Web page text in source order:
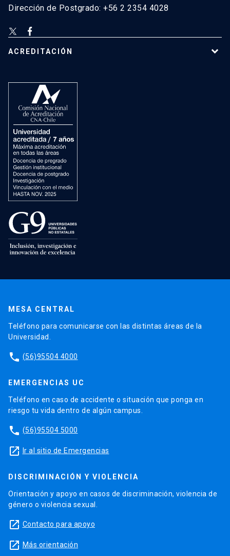
Dirección de Postgrado: +56 2 2354 4028
ACREDITACIÓN
MESA CENTRAL
Teléfono para comunicarse con las distintas áreas de la
Universidad.
phone (56)95504 4000
EMERGENCIAS UC
Teléfono en caso de accidente o situación que ponga en
riesgo tu vida dentro de algún campus.
phone (56)95504 5000
launch Ir al sitio de Emergencias
DISCRIMINACIÓN Y VIOLENCIA
Orientación y apoyo en casos de discriminación, violencia de
género o violencia sexual.
launch Contacto para apoyo
launch Más orientación